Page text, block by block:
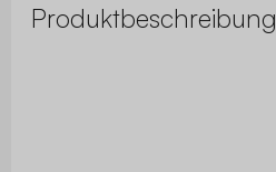
Produktbeschreibung